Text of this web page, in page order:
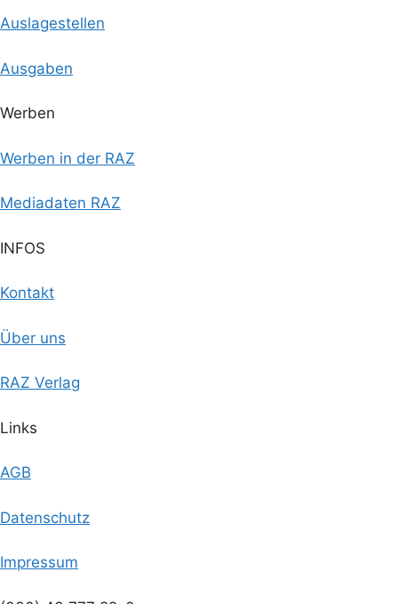
Auslagestellen
Ausgaben
Werben
Werben in der RAZ
Mediadaten RAZ
INFOS
Kontakt
Über uns
RAZ Verlag
Links
AGB
Datenschutz
Impressum